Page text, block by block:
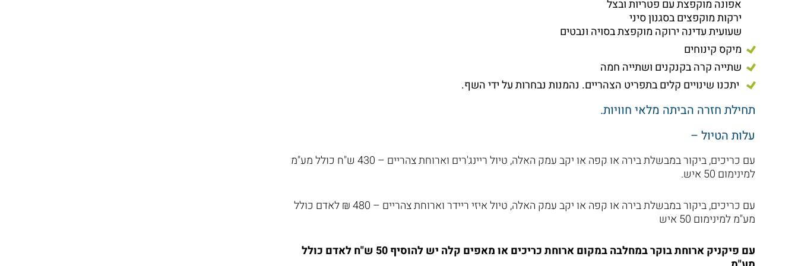
אפונה מוקפצת עם פטריות ובצל
ירקות מוקפצים בסגנון סיני
שעועית עדינה ירוקה מוקפצת בסויה ונבטים
מיקס קינוחים
שתייה קרה בקנקנים ושתייה חמה
יתכנו שינויים קלים בתפריט הצהריים. נהמנות נבחרות על ידי השף.
תחילת חזרה הביתה מלאי חוויות.
עלות הטיול –
עם כריכים, ביקור במבשלת בירה או קפה או יקב עמק האלה, טיול ריינג'רים וארוחת צהריים – 430 ש"ח כולל מע"מ
למינימום 50 איש.
עם כריכים, ביקור במבשלת בירה או קפה או יקב עמק האלה, טיול איזי ריידר וארוחת צהריים – 480 ₪ לאדם כולל
מע"מ למינימום 50 איש
עם פיקניק ארוחת בוקר במחלבה במקום ארוחת כריכים או מאפים קלה יש להוסיף 50 ש"ח לאדם כולל